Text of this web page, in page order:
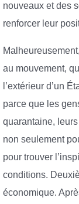
nouveaux et des
renforcer leur
au mouvement,
l’extérieur d’un
parce que les
quarantaine,
non seulement
pour trouver
conditions.
économique.